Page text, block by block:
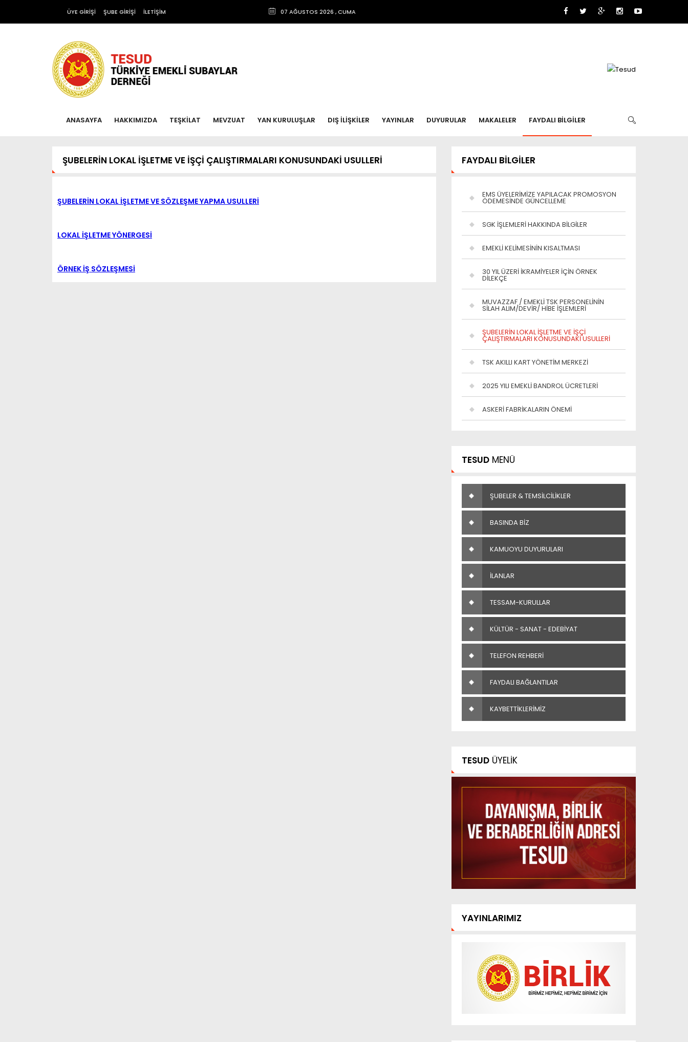
ÜYE GİRİŞİ ŞUBE GİRİŞİ İLETİŞİM 07 AĞUSTOS 2026 , CUMA
ANASAYFA HAKKIMIZDA TEŞKİLAT MEVZUAT YAN KURULUŞLAR DIŞ İLİŞKİLER YAYINLAR DUYURULAR MAKALELER FAYDALI BİLGİLER
ŞUBELERİN LOKAL İŞLETME VE İŞÇİ ÇALIŞTIRMALARI KONUSUNDAKİ USULLERİ
ŞUBELERİN LOKAL İŞLETME VE SÖZLEŞME YAPMA USULLERİ
LOKAL İŞLETME YÖNERGESİ
ÖRNEK İŞ SÖZLEŞMESİ
FAYDALI BİLGİLER
EMS ÜYELERİMİZE YAPILACAK PROMOSYON
ÖDEMESİNDE GÜNCELLEME
SGK İŞLEMLERİ HAKKINDA BİLGİLER
EMEKLİ KELİMESİNİN KISALTMASI
30 YIL ÜZERİ İKRAMİYELER İÇİN ÖRNEK
DİLEKÇE
MUVAZZAF / EMEKLİ TSK PERSONELİNİN
SİLAH ALIM/DEVİR/ HİBE İŞLEMLERİ
ŞUBELERİN LOKAL İŞLETME VE İŞÇİ
ÇALIŞTIRMALARI KONUSUNDAKİ USULLERİ
TSK AKILLI KART YÖNETİM MERKEZİ
2025 YILI EMEKLİ BANDROL ÜCRETLERİ
ASKERİ FABRİKALARIN ÖNEMİ
TESUD MENÜ
ŞUBELER & TEMSİLCİLİKLER
BASINDA BİZ
KAMUOYU DUYURULARI
İLANLAR
TESSAM-KURULLAR
KÜLTÜR - SANAT - EDEBİYAT
TELEFON REHBERİ
FAYDALI BAĞLANTILAR
KAYBETTİKLERİMİZ
TESUD ÜYELİK
YAYINLARIMIZ